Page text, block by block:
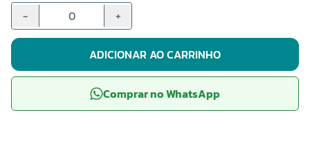
- +
ADICIONAR AO CARRINHO
Comprar no WhatsApp